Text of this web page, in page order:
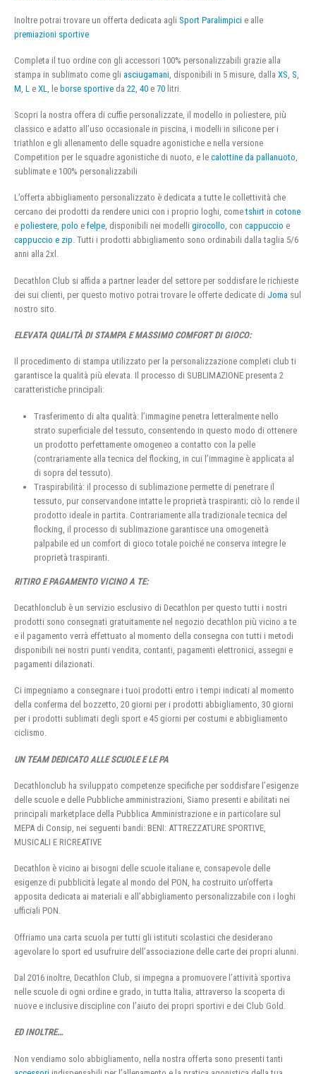
Inoltre potrai trovare un offerta dedicata agli Sport Paralimpici e alle
premiazioni sportive
Completa il tuo ordine con gli accessori 100% personalizzabili grazie alla
stampa in sublimato come gli asciugamani , disponibili in 5 misure, dalla XS S
M L e XL , le borse sportive da 22 40 e 70 litri.
Scopri la nostra offera di cuffie personalizzate, il modello in poliestere, più
classico e adatto all’uso occasionale in piscina, i modelli in silicone per i
triathlon e gli allenamento delle squadre agonistiche e nella versione
Competition per le squadre agonistiche di nuoto, e le calottine da pallanuoto,
sublimate e 100% personalizzabili
L’offerta abbigliamento personalizzato è dedicata a tutte le collettività che
cercano dei prodotti da rendere unici con i proprio loghi, cometshirt in cotone
e poliestere, polo e felpe, disponibili nei modelli girocollo, con cappuccio e
cappuccio e zip. Tutti i prodotti abbigliamento sono ordinabili dalla taglia 5/6
anni alla 2xl.
Decathlon Club si affida a partner leader del settore per soddisfare le richieste
dei sui clienti, per questo motivo potrai trovare le offerte dedicate di Joma sul
nostro sito.
ELEVATA QUALITÀ DI STAMPA E MASSIMO COMFORT DI GIOCO:
Il procedimento di stampa utilizzato per la personalizzazione completi club ti
garantisce la qualità più elevata. Il processo di SUBLIMAZIONE presenta 2
caratteristiche principali:
Trasferimento di alta qualità: l’immagine penetra letteralmente nello
strato superficiale del tessuto, consentendo in questo modo di ottenere
un prodotto perfettamente omogeneo a contatto con la pelle
(contrariamente alla tecnica del flocking, in cui l’immagine è applicata al
di sopra del tessuto).
Traspirabilità: il processo di sublimazione permette di penetrare il
tessuto, pur conservandone intatte le proprietà traspiranti; ciò lo rende il
prodotto ideale in partita. Contrariamente alla tradizionale tecnica del
flocking, il processo di sublimazione garantisce una omogeneità
palpabile ed un comfort di gioco totale poiché ne conserva integre le
proprietà traspiranti.
RITIRO E PAGAMENTO VICINO A TE:
Decathlonclub è un servizio esclusivo di Decathlon per questo tutti i nostri
prodotti sono consegnati gratuitamente nel negozio decathlon più vicino a te
e il pagamento verrà effettuato al momento della consegna con tutti i metodi
disponibili nei nostri punti vendita, contanti, pagamenti elettronici, assegni e
pagamenti dilazionati.
Ci impegniamo a consegnare i tuoi prodotti entro i tempi indicati al momento
della conferma del bozzetto, 20 giorni per i prodotti abbigliamento, 30 giorni
per i prodotti sublimati degli sport e 45 giorni per costumi e abbigliamento
ciclismo.
UN TEAM DEDICATO ALLE SCUOLE E LE PA
Decathlonclub ha sviluppato competenze specifiche per soddisfare l’esigenze
delle scuole e delle Pubbliche amministrazioni, Siamo presenti e abilitati nei
principali marketplace della Pubblica Amministrazione e in particolare sul
MEPA di Consip, nei seguenti bandi: BENI: ATTREZZATURE SPORTIVE,
MUSICALI E RICREATIVE
Decathlon è vicino ai bisogni delle scuole italiane e, consapevole delle
esigenze di pubblicità legate al mondo del PON, ha costruito un’offerta
apposita dedicata ai materiali e all’abbigliamento personalizzabile con i loghi
ufficiali PON.
Offriamo una carta scuola per tutti gli istituti scolastici che desiderano
agevolare lo sport ed usufruire dell’associazione delle carte dei propri alunni.
Dal 2016 inoltre, Decathlon Club, si impegna a promuovere l’attività sportiva
nelle scuole di ogni ordine e grado, in tutta Italia, attraverso la scoperta di
nuove e inclusive discipline con l’aiuto dei propri sportivi e dei Club Gold.
ED INOLTRE…
Non vendiamo solo abbigliamento, nella nostra offerta sono presenti tanti